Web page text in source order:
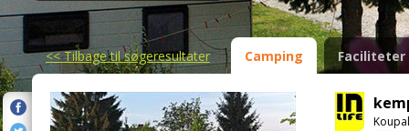
<<Tilbage til søgeresultater Camping Faciliteter